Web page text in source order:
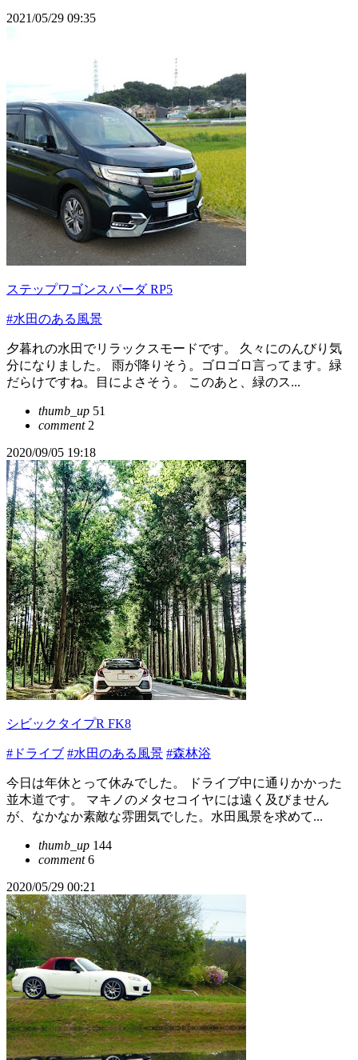
2021/05/29 09:35
ステップワゴンスパーダ RP5
#水田のある風景
夕暮れの水田でリラックスモードです。 久々にのんびり気
分になりました。 雨が降りそう。ゴロゴロ言ってます。緑
だらけですね。目によさそう。 このあと、緑のス...
thumb_up 51
comment2
2020/09/05 19:18
シビックタイプR FK8
#ドライブ #水田のある風景 #森林浴
今日は年休とって休みでした。 ドライブ中に通りかかった
並木道です。 マキノのメタセコイヤには遠く及びません
が、なかなか素敵な雰囲気でした。水田風景を求めて...
thumb_up 144
comment6
2020/05/29 00:21